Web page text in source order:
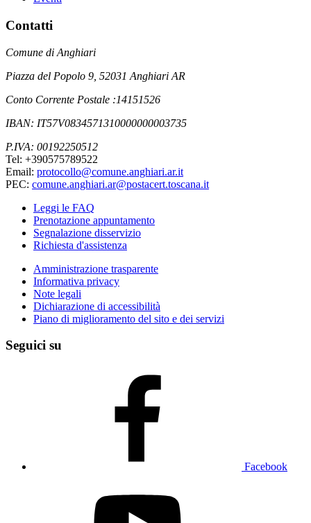
Contatti
Comune di Anghiari
Piazza del Popolo 9, 52031 Anghiari AR
Conto Corrente Postale :14151526
IBAN: IT57V0834571310000000003735
P.IVA: 00192250512
Tel: +390575789522
Email: protocollo@comune.anghiari.ar.it
PEC: comune.anghiari.ar@postacert.toscana.it
Leggi le FAQ
Prenotazione appuntamento
Segnalazione disservizio
Richiesta d'assistenza
Amministrazione trasparente
Informativa privacy
Note legali
Dichiarazione di accessibilità
Piano di miglioramento del sito e dei servizi
Seguici su
Facebook